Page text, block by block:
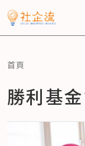
首頁
勝利基